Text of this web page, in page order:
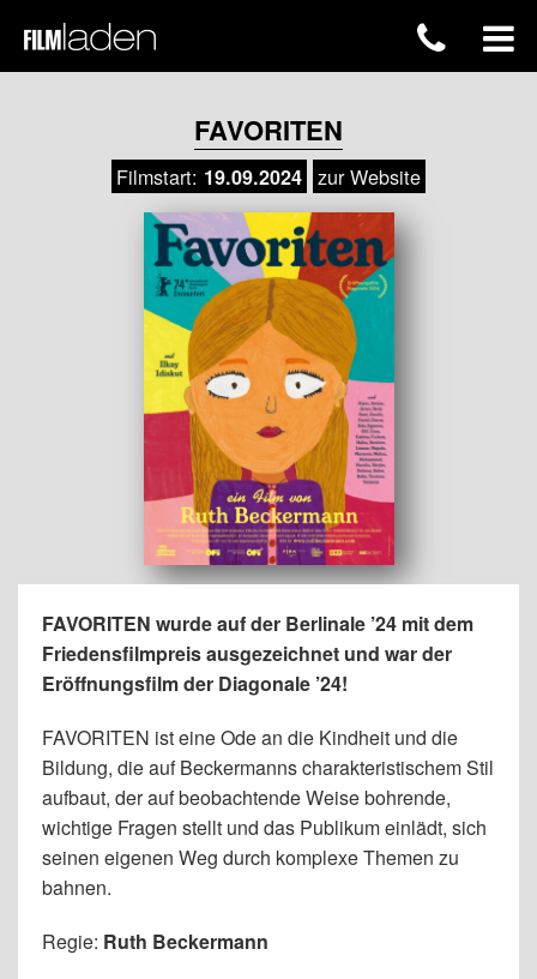
FAVORITEN
Filmstart: 19.09.2024 zur Website
FAVORITEN wurde auf der Berlinale ’24 mit dem
Friedensfilmpreis ausgezeichnet und war der
Eröffnungsfilm der Diagonale ’24!
FAVORITEN ist eine Ode an die Kindheit und die
Bildung, die auf Beckermanns charakteristischem Stil
aufbaut, der auf beobachtende Weise bohrende,
wichtige Fragen stellt und das Publikum einlädt, sich
seinen eigenen Weg durch komplexe Themen zu
bahnen.
Regie: Ruth Beckermann